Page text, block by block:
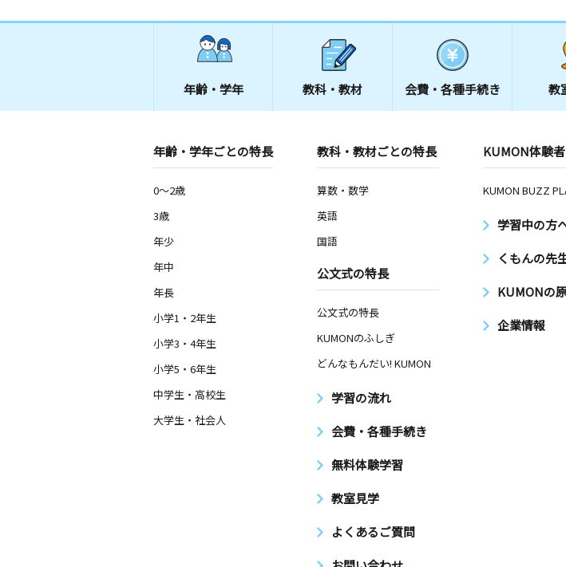
年齢・学年 教科・教材 会費・ 各種手続き 教
年齢・学年ごとの特長
0～2歳
3歳
年少
年中
年長
小学1・2年生
小学3・4年生
小学5・6年生
中学生・高校生
大学生・社会人
教科・教材ごとの特長
算数・数学
英語
国語
公文式の特長
公文式の特長
KUMONのふしぎ
どんなもんだい! KUMON
学習の流れ
会費・各種手続き
無料体験学習
教室見学
よくあるご質問
KUMON体験
KUMON BUZZ
学習中の方
くもんの先
KUMONの
企業情報